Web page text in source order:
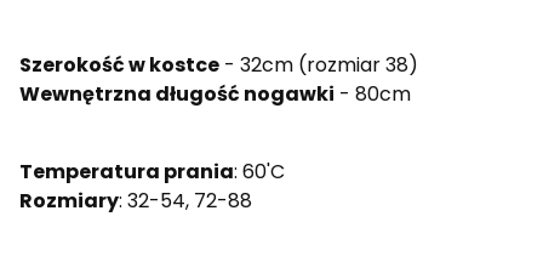
Szerokość w kostce - 32cm (rozmiar 38)
Wewnętrzna długość nogawki - 80cm
Temperatura prania: 60'C
Rozmiary: 32-54, 72-88